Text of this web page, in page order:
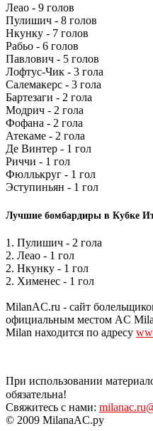
Леао - 9 голов
Пулишич - 8 голов
Нкунку - 7 голов
Рабьо - 6 голов
Павлович - 5 голов
Лофтус-Чик - 3 гола
Салемакерс - 3 гола
Бартезаги - 2 гола
Модрич - 2 гола
Фофана - 2 гола
Атекаме - 2 гола
Де Винтер - 1 гол
Риччи - 1 гол
Фюллькруг - 1 гол
Эступиньян - 1 гол
Лучшие бомбардиры в Кубке
1. Пулишич - 2 гола
2. Леао - 1 гол
2. Нкунку - 1 гол
2. Хименес - 1 гол
MilanAC.ru - сайт
официальным местом AC
Milan находится по адресу
При использовании
обязательна!
Свяжитесь с нами:
© 2009 MilanaAC.ру